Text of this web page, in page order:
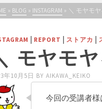
» BLOG » INSTAGRAM » ＼ モヤモ
| REPORT | ストアカ |
モヤモ
年10月5日 BY AIKAWA_KEIKO
今回の受講者